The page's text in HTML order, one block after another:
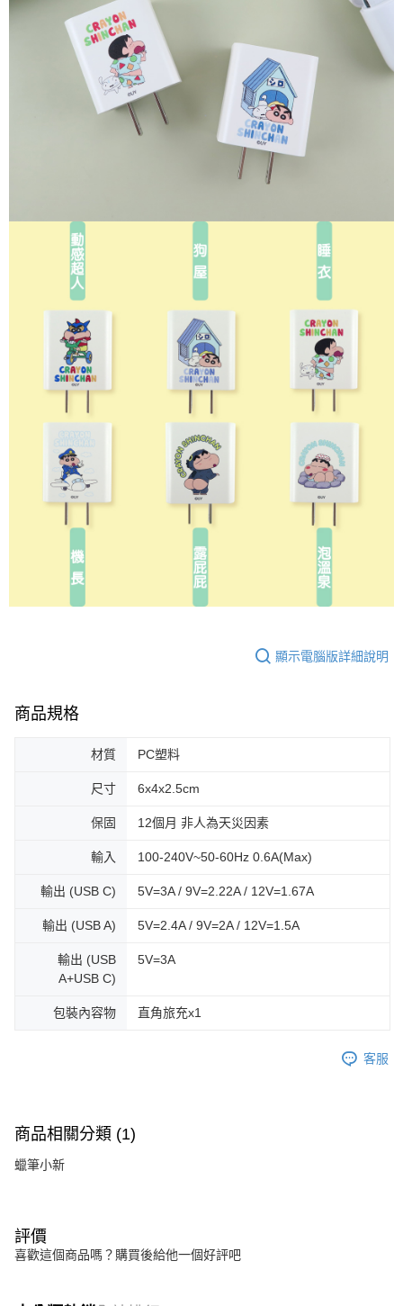
顯示電腦版詳細說明
商品規格
材質 PC塑料
尺寸 6x4x2.5cm
保固 12個月 非人為天災因素
輸入 100-240V~50-60Hz 0.6A(Max)
輸出 (USB C) 5V=3A / 9V=2.22A / 12V=1.67A
輸出 (USB A) 5V=2.4A / 9V=2A / 12V=1.5A
輸出 (USB
A+USB C)
5V=3A
包裝內容物 直角旅充x1
客服
商品相關分類 (1)
蠟筆小新
評價
喜歡這個商品嗎？購買後給他一個好評吧